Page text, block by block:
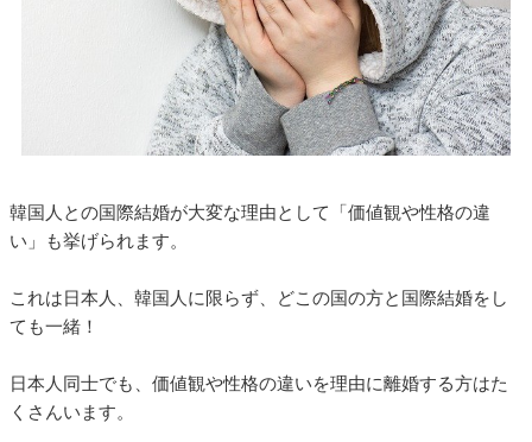
韓国人との国際結婚が大変な理由として「価値観や性格の違
い」も挙げられます。
これは日本人、韓国人に限らず、どこの国の方と国際結婚をし
ても一緒！
日本人同士でも、価値観や性格の違いを理由に離婚する方はた
くさんいます。